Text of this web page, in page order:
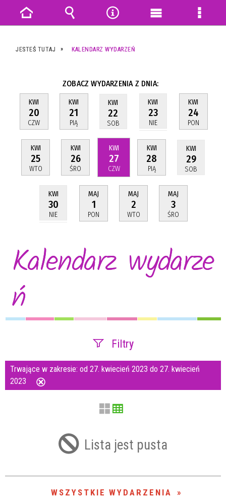
JESTEŚ TUTAJ KALENDARZ WYDARZEŃ
ZOBACZ WYDARZENIA Z DNIA:
KWI
20
CZW
KWI
21
PIĄ
KWI
22
SOB
KWI
23
NIE
KWI
24
PON
KWI
25
WTO
KWI
26
ŚRO
KWI
27
CZW
KWI
28
PIĄ
KWI
29
SOB
KWI
30
NIE
MAJ
1
PON
MAJ
2
WTO
MAJ
3
ŚRO
Kalendarz wydarze
ń
Filtry
Szukana fraza
Trwające w zakresie
—
Trwające w zakresie: od 27. kwiecień 2023 do 27. kwiecień
2023
Lista jest pusta
WSZYSTKIE WYDARZENIA
Strona
główna
Wyszukiwarka
NarzędziaMenu
Menu